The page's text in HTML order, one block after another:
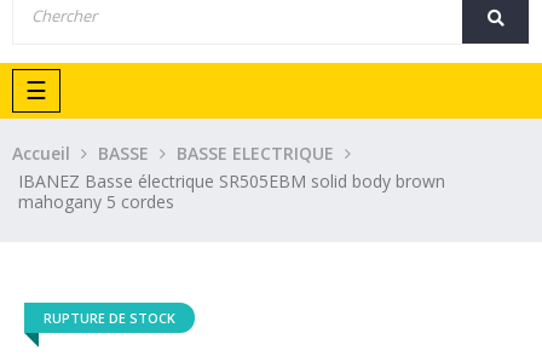
Basculer
la
navigation
☰
Accueil BASSE
BASSE ELECTRIQUE
IBANEZ Basse électrique SR505EBM solid body brown
mahogany 5 cordes
RUPTURE DE STOCK